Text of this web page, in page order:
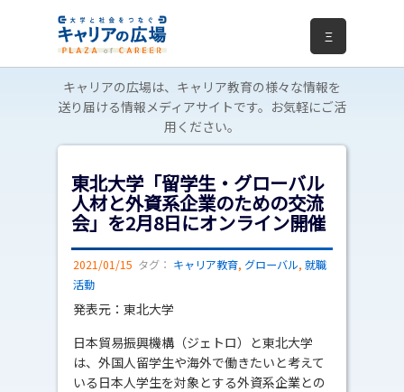
Ξ
キャリアの広場は、キャリア教育の様々な情報を
送り届ける情報メディアサイトです。お気軽にご活
用ください。
東北大学「留学生・グローバル
人材と外資系企業のための交流
会」を2月8日にオンライン開催
2021/01/15 タグ： キャリア教育, グローバル, 就職
活動
発表元：東北大学
日本貿易振興機構（ジェトロ）と東北大学
は、外国人留学生や海外で働きたいと考えて
いる日本人学生を対象とする外資系企業との